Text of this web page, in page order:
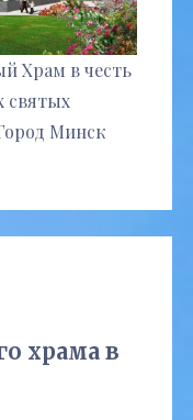
Храм в честь
святых
Минск
храма в